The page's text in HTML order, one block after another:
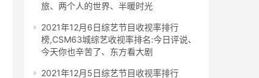
旅、两个人的世界、半暖时光
2021年12月6日综艺节目收视率排行
榜,CSM63城综艺收视率排名:今日评说、
今天你也辛苦了、东方看大剧
2021年12月5日综艺节目收视率排行